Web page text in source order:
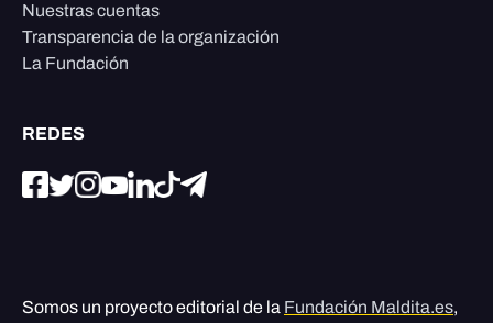
Nuestras cuentas
Transparencia de la organización
La Fundación
REDES
Somos un proyecto editorial de la Fundación Maldita.es,